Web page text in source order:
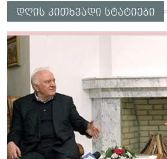
დღის კითხვადი სტატიები